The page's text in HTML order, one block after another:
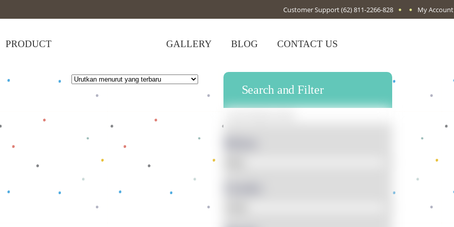
Customer Support(62) 811-2266-828 My Account
PRODUCT GALLERY BLOG CONTACT US
selengkapnya Baca selengkapnya
Search and Filter